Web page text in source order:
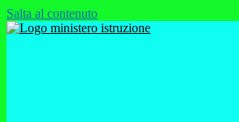
Salta al contenuto